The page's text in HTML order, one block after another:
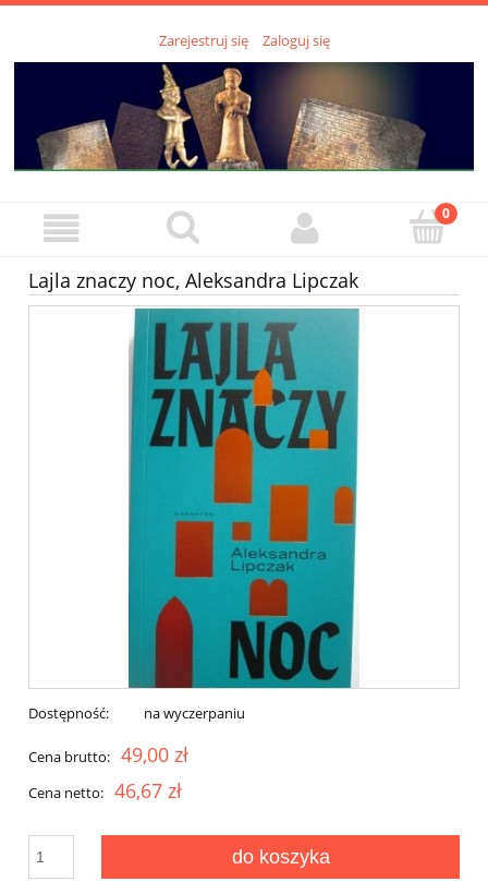
Zarejestruj się Zaloguj się
Lajla znaczy noc, Aleksandra Lipczak
Dostępność: na wyczerpaniu
Cena brutto: 49,00 zł
Cena netto: 46,67 zł
do koszyka